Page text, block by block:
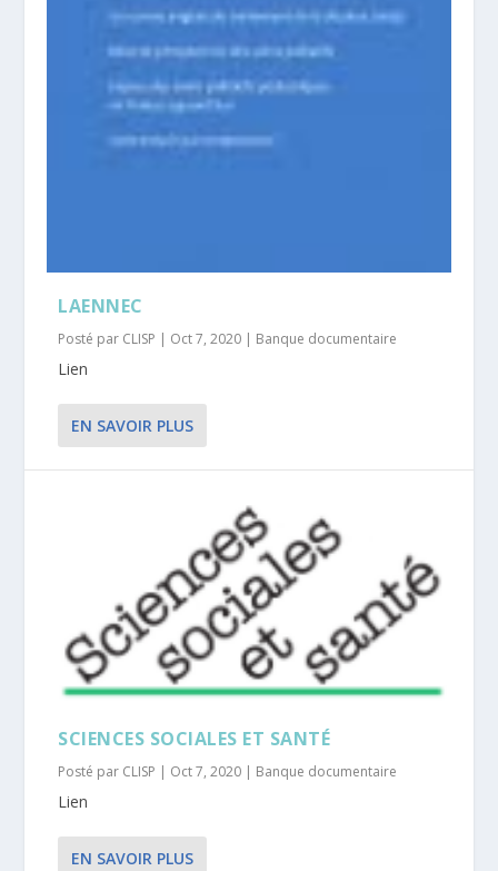
LAENNEC
Posté par CLISP | Oct 7, 2020 | Banque documentaire
Lien
EN SAVOIR PLUS
SCIENCES SOCIALES ET SANTÉ
Posté par CLISP | Oct 7, 2020 | Banque documentaire
Lien
EN SAVOIR PLUS